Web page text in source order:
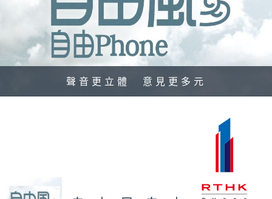
聲音更立體 意見更多元